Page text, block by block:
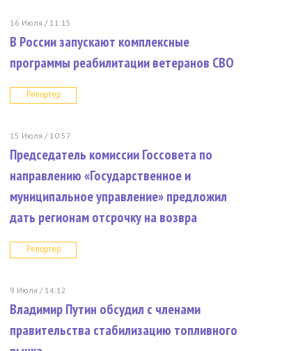
16 Июля / 11:15
В России запускают комплексные
программы реабилитации ветеранов СВО
Репортер
15 Июля / 10:57
Председатель комиссии Госсовета по
направлению «Государственное и
муниципальное управление» предложил
дать регионам отсрочку на возвра
Репортер
9 Июля / 14:12
Владимир Путин обсудил с членами
правительства стабилизацию топливного